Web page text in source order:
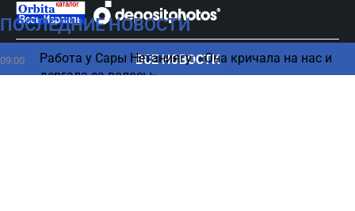
ПОСЛЕДНИЕ НОВОСТИ
09:00
Работа у Сары Нетаниягу: «Она кричала на нас и
дергала за волосы»
ВСЕ НОВОСТИ
сursorinfo.co.il © Все права защищены